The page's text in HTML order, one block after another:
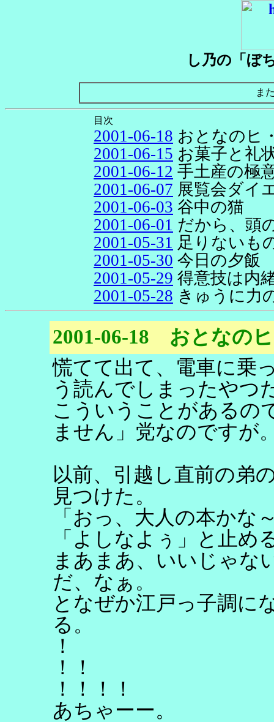
し乃の「ぼ
ま
目次
2001-06-18 おとなのヒ
2001-06-15 お菓子と礼
2001-06-12 手土産の極
2001-06-07 展覧会ダイ
2001-06-03 谷中の猫
2001-06-01 だから、頭
2001-05-31 足りないも
2001-05-30 今日の夕飯
2001-05-29 得意技は内
2001-05-28 きゅうに力
2001-06-18 おとなの
慌てて出て、電車に乗
う読んでしまったやつ
こういうことがあるの
ません」党なのですが
以前、引越し直前の弟
見つけた。
「おっ、大人の本かな
「よしなよぅ」と止め
まあまあ、いいじゃな
だ、なぁ。
となぜか江戸っ子調に
る。
！
！！
！！！！
あちゃーー。